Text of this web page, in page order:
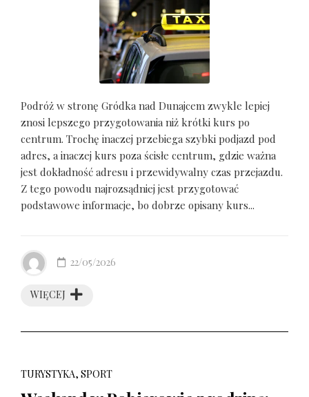
Podróż w stronę Gródka nad Dunajcem zwykle lepiej
znosi lepszego przygotowania niż krótki kurs po
centrum. Trochę inaczej przebiega szybki podjazd pod
adres, a inaczej kurs poza ścisłe centrum, gdzie ważna
jest dokładność adresu i przewidywalny czas przejazdu.
Z tego powodu najrozsądniej jest przygotować
podstawowe informacje, bo dobrze opisany kurs...
WIĘCEJ
22/05/2026
TURYSTYKA, SPORT